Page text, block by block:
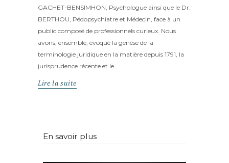
GACHET-BENSIMHON, Psychologue ainsi que le Dr.
BERTHOU, Pédopsychiatre et Médecin, face à un
public composé de professionnels curieux. Nous
avons, ensemble, évoqué la genèse de la
terminologie juridique en la matière depuis 1791, la
jurisprudence récente et le…
Lire la suite
En savoir plus